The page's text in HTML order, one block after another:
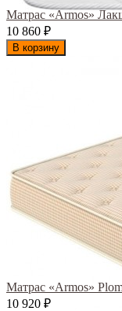
Матрас «Armos»
10 860 ₽
В корзину
Матрас «Armos»
10 920 ₽